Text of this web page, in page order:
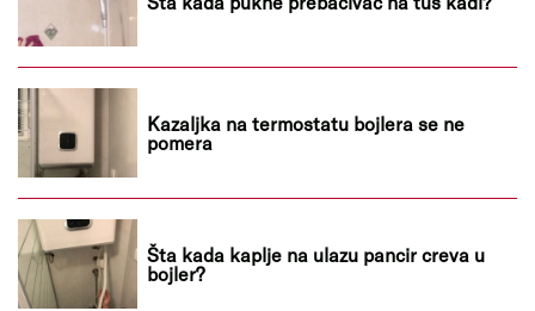
Kazaljka na termostatu bojlera se ne
pomera
Šta kada kaplje na ulazu pancir creva u
bojler?